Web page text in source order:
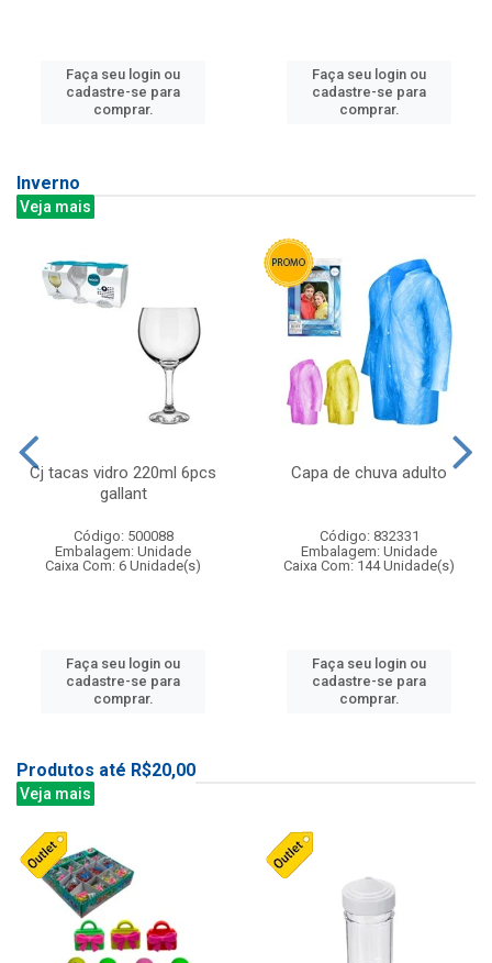
Faça seu login ou
cadastre-se para
comprar.
Faça seu login ou
cadastre-se para
comprar.
Inverno
Veja mais
Cj tacas vidro 220ml 6pcs
gallant
Código: 500088
Embalagem: Unidade
Caixa Com: 6 Unidade(s)
Faça seu login ou
cadastre-se para
comprar.
Capa de chuva adulto
Código: 832331
Embalagem: Unidade
Caixa Com: 144 Unidade(s)
Faça seu login ou
cadastre-se para
comprar.
Produtos até R$20,00
Veja mais